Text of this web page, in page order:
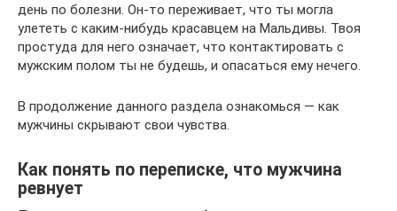
день по болезни. Он-то переживает, что ты могла
улететь с каким-нибудь красавцем на Мальдивы. Твоя
простуда для него означает, что контактировать с
мужским полом ты не будешь, и опасаться ему нечего.
В продолжение данного раздела ознакомься — как
мужчины скрывают свои чувства.
Как понять по переписке, что мужчина
ревнует